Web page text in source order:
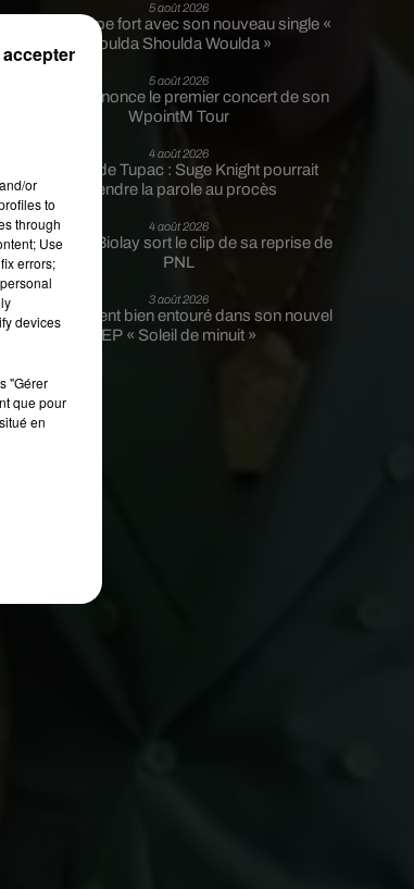
5 août 2026
Russ frappe fort avec son nouveau single «
Coulda Shoulda Woulda »
5 août 2026
Tiakola annonce le premier concert de son
WpointM Tour
4 août 2026
Meurtre de Tupac : Suge Knight pourrait
prendre la parole au procès
4 août 2026
Benjamin Biolay sort le clip de sa reprise de
PNL
3 août 2026
Rim’K revient bien entouré dans son nouvel
EP « Soleil de minuit »
or
to
through
Use
errors;
devices
"Gérer
que pour
en